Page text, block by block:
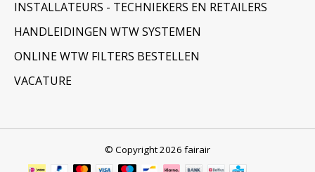
INSTALLATEURS - TECHNIEKERS EN RETAILERS
HANDLEIDINGEN WTW SYSTEMEN
ONLINE WTW FILTERS BESTELLEN
VACATURE
© Copyright 2026 fairair